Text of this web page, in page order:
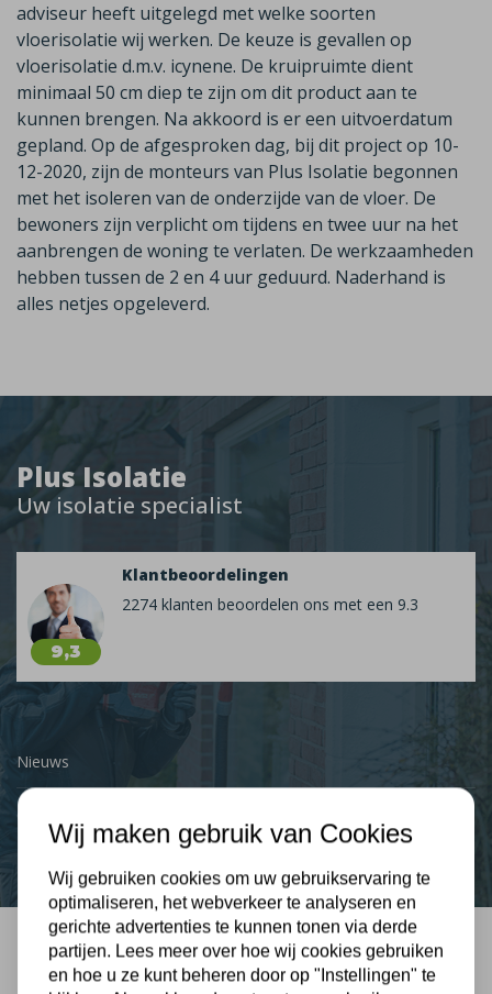
Plus Isolatie
Uw isolatie specialist
9,3
Klantbeoordelingen
2274 klanten beoordelen ons met een 9.3
Nieuws
Bel mij terug
adviseur heeft uitgelegd met welke soorten
vloerisolatie wij werken. De keuze is gevallen op
vloerisolatie d.m.v. icynene. De kruipruimte dient
minimaal 50 cm diep te zijn om dit product aan te
kunnen brengen. Na akkoord is er een uitvoerdatum
gepland. Op de afgesproken dag, bij dit project op 10-
12-2020, zijn de monteurs van Plus Isolatie begonnen
met het isoleren van de onderzijde van de vloer. De
bewoners zijn verplicht om tijdens en twee uur na het
aanbrengen de woning te verlaten. De werkzaamheden
hebben tussen de 2 en 4 uur geduurd. Naderhand is
alles netjes opgeleverd.
Wij maken gebruik van Cookies
Wij gebruiken cookies om uw gebruikservaring te
optimaliseren, het webverkeer te analyseren en
gerichte advertenties te kunnen tonen via derde
partijen. Lees meer over hoe wij cookies gebruiken
en hoe u ze kunt beheren door op "Instellingen" te